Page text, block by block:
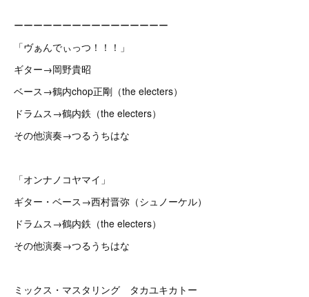
ーーーーーーーーーーーーーーーー
「ヴぁんでぃっつ！！！」
ギター→岡野貴昭
ベース→鶴内chop正剛（the electers）
ドラムス→鶴内鉄（the electers）
その他演奏→つるうちはな
「オンナノコヤマイ」
ギター・ベース→西村晋弥（シュノーケル）
ドラムス→鶴内鉄（the electers）
その他演奏→つるうちはな
ミックス・マスタリング タカユキカトー